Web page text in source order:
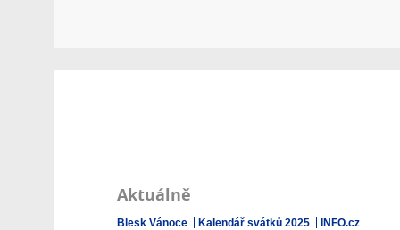
Aktuálně
Blesk Vánoce Kalendář svátků 2025 INFO.cz